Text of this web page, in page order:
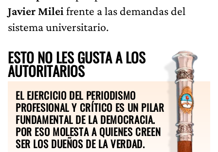
Javier Milei frente a las demandas del
sistema universitario.
ESTO NO LES GUSTA A LOS
AUTORITARIOS
EL EJERCICIO DEL PERIODISMO
PROFESIONAL Y CRÍTICO ES UN PILAR
FUNDAMENTAL DE LA DEMOCRACIA.
POR ESO MOLESTA A QUIENES CREEN
SER LOS DUEÑOS DE LA VERDAD.